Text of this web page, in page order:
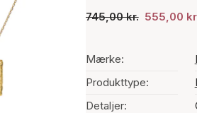
745,00 kr. 555,00
Mærke:
Produkttype:
Detaljer: